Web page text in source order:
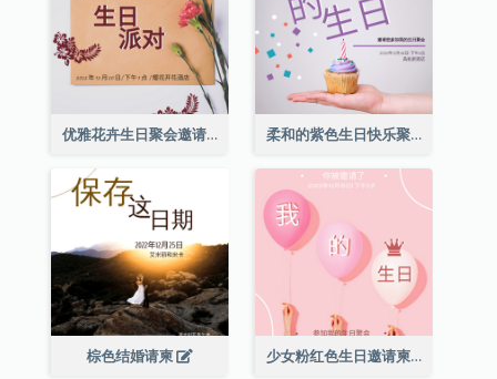
优雅花卉生日聚会邀请函 柔和的紫色生日快乐聚会请柬
棕色结婚请柬 少女粉红色生日邀请柬